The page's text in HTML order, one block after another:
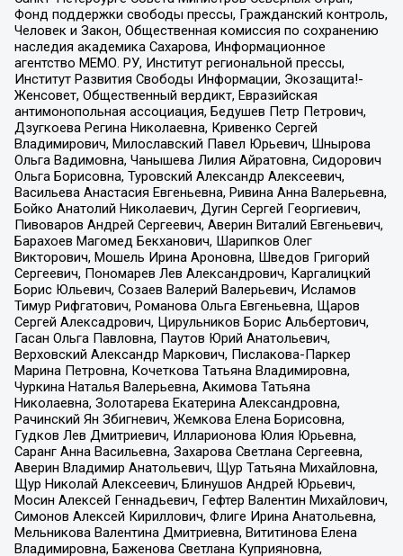
Фонд поддержки свободы прессы, Гражданский контроль,
Человек и Закон, Общественная комиссия по сохранению
наследия академика Сахарова, Информационное
агентство МЕМО. РУ, Институт региональной прессы,
Институт Развития Свободы Информации, Экозащита!-
Женсовет, Общественный вердикт, Евразийская
антимонопольная ассоциация, Бедушев Петр Петрович,
Дзугкоева Регина Николаевна, Кривенко Сергей
Владимирович, Милославский Павел Юрьевич, Шнырова
Ольга Вадимовна, Чанышева Лилия Айратовна, Сидорович
Ольга Борисовна, Туровский Александр Алексеевич,
Васильева Анастасия Евгеньевна, Ривина Анна Валерьевна,
Бойко Анатолий Николаевич, Дугин Сергей Георгиевич,
Пивоваров Андрей Сергеевич, Аверин Виталий Евгеньевич,
Барахоев Магомед Бекханович, Шарипков Олег
Викторович, Мошель Ирина Ароновна, Шведов Григорий
Сергеевич, Пономарев Лев Александрович, Каргалицкий
Борис Юльевич, Созаев Валерий Валерьевич, Исламов
Тимур Рифгатович, Романова Ольга Евгеньевна, Щаров
Сергей Алексадрович, Цирульников Борис Альбертович,
Гасан Ольга Павловна, Паутов Юрий Анатольевич,
Верховский Александр Маркович, Пислакова-Паркер
Марина Петровна, Кочеткова Татьяна Владимировна,
Чуркина Наталья Валерьевна, Акимова Татьяна
Николаевна, Золотарева Екатерина Александровна,
Рачинский Ян Збигневич, Жемкова Елена Борисовна,
Гудков Лев Дмитриевич, Илларионова Юлия Юрьевна,
Саранг Анна Васильевна, Захарова Светлана Сергеевна,
Аверин Владимир Анатольевич, Щур Татьяна Михайловна,
Щур Николай Алексеевич, Блинушов Андрей Юрьевич,
Мосин Алексей Геннадьевич, Гефтер Валентин Михайлович,
Симонов Алексей Кириллович, Флиге Ирина Анатольевна,
Мельникова Валентина Дмитриевна, Вититинова Елена
Владимировна, Баженова Светлана Куприяновна,